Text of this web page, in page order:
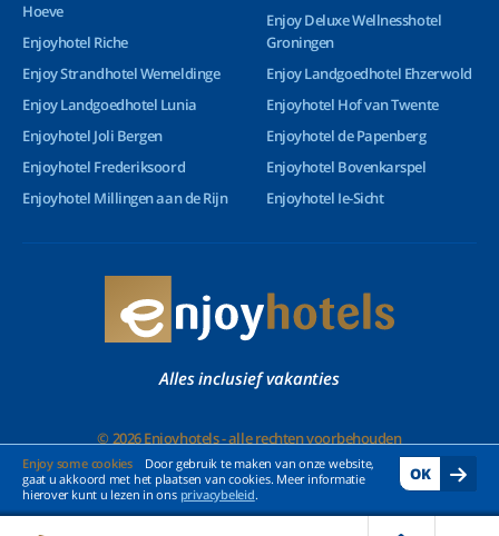
Enjoy some cookies
Door gebruik te maken van onze website,
gaat u akkoord met het plaatsen van cookies. Meer informatie
hierover kunt u lezen in ons privacybeleid.
OK
Hoeve
Enjoyhotel Riche
Enjoy Strandhotel Wemeldinge
Enjoy Landgoedhotel Lunia
Enjoyhotel Joli Bergen
Enjoyhotel Frederiksoord
Enjoyhotel Millingen aan de Rijn
Enjoy Deluxe Wellnesshotel
Groningen
Enjoy Landgoedhotel Ehzerwold
Enjoyhotel Hof van Twente
Enjoyhotel de Papenberg
Enjoyhotel Bovenkarspel
Enjoyhotel Ie-Sicht
Alles inclusief vakanties
© 2026 Enjoyhotels - alle rechten voorbehouden